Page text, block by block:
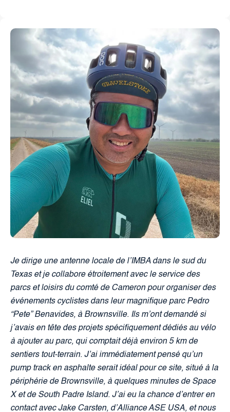
Je dirige une antenne locale de l’IMBA dans le sud du
Texas et je collabore étroitement avec le service des
parcs et loisirs du comté de Cameron pour organiser des
événements cyclistes dans leur magnifique parc Pedro
“Pete” Benavides, à Brownsville. Ils m’ont demandé si
j’avais en tête des projets spécifiquement dédiés au vélo
à ajouter au parc, qui comptait déjà environ 5 km de
sentiers tout-terrain. J’ai immédiatement pensé qu’un
pump track en asphalte serait idéal pour ce site, situé à la
périphérie de Brownsville, à quelques minutes de Space
X et de South Padre Island. J’ai eu la chance d’entrer en
contact avec Jake Carsten, d’Alliance ASE USA, et nous